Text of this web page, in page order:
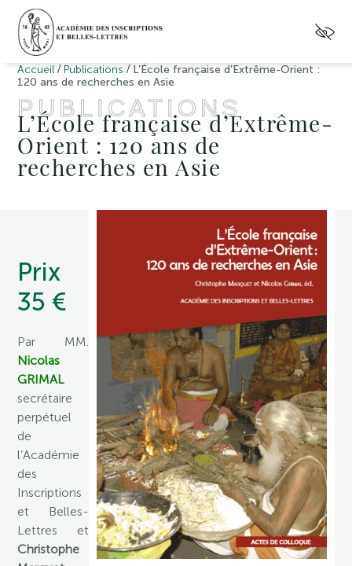
Accueil / Publications / L’École française d’Extrême-Orient :
120 ans de recherches en Asie
PUBLICATIONS
L’École française d’Extrême-
Orient : 120 ans de
recherches en Asie
Prix
35 €
Par MM.
Nicolas
GRIMAL
secrétaire
perpétuel
de
l’Académie
des
Inscriptions
et Belles-
Lettres et
Christophe